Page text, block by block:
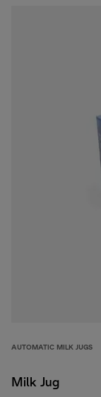
AUTOMATIC MILK JUGS
Milk Jug